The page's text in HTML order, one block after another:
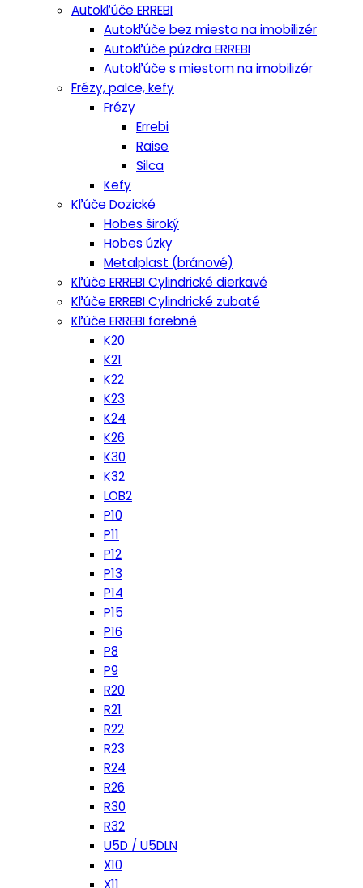
Autokľúče ERREBI
Autokľúče bez miesta na imobilizér
Autokľúče púzdra ERREBI
Autokľúče s miestom na imobilizér
Frézy, palce, kefy
Frézy
Errebi
Raise
Silca
Kefy
Kľúče Dozické
Hobes široký
Hobes úzky
Metalplast (bránové)
Kľúče ERREBI Cylindrické dierkavé
Kľúče ERREBI Cylindrické zubaté
Kľúče ERREBI farebné
K20
K21
K22
K23
K24
K26
K30
K32
LOB2
P10
P11
P12
P13
P14
P15
P16
P8
P9
R20
R21
R22
R23
R24
R26
R30
R32
U5D / U5DLN
X10